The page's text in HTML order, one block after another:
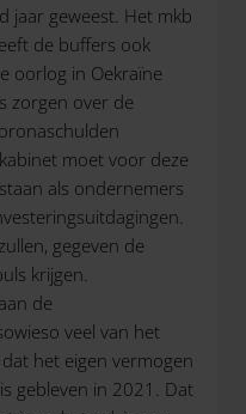
jaar geweest. Het mkb
de buffers ook
oorlog in Oekraïne
zorgen over de
moet voor deze
als ondernemers
gegeven de
krijgen.
de
veel van het
het eigen vermogen
gebleven in 2021. Dat